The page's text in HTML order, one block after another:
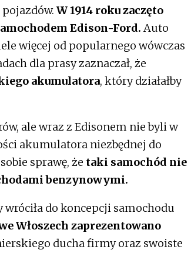
W 1914 roku zaczęto
Edison-Ford. Auto
więcej od popularnego wówczas
dla prasy zaznaczał, że
akumulatora, który działałby
ale wraz z Edisonem nie byli w
akumulatora niezbędnej do
sprawę, że taki samochód nie
benzynowymi.
do koncepcji samochodu
Włoszech zaprezentowano
ducha firmy oraz swoiste